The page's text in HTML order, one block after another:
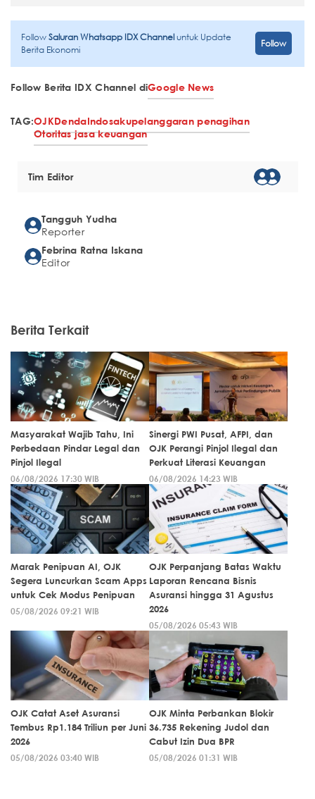
FollowSaluran Whatsapp IDX Channeluntuk Update
Berita Ekonomi
Follow
Follow Berita IDX Channel diGoogle News
TAG:OJKDendaIndosakupelanggaran penagihan
Otoritas jasa keuangan
Tim Editor
Tangguh Yudha
Reporter
Febrina Ratna Iskana
Editor
Berita Terkait
Masyarakat Wajib Tahu, Ini
Perbedaan Pindar Legal dan
Pinjol Ilegal
06/08/2026 17:30 WIB
Sinergi PWI Pusat, AFPI, dan
OJK Perangi Pinjol Ilegal dan
Perkuat Literasi Keuangan
06/08/2026 14:23 WIB
Marak Penipuan AI, OJK
Segera Luncurkan Scam Apps
untuk Cek Modus Penipuan
05/08/2026 09:21 WIB
OJK Perpanjang Batas Waktu
Laporan Rencana Bisnis
Asuransi hingga 31 Agustus
2026
05/08/2026 05:43 WIB
OJK Catat Aset Asuransi
Tembus Rp1.184 Triliun per Juni
2026
05/08/2026 03:40 WIB
OJK Minta Perbankan Blokir
36.735 Rekening Judol dan
Cabut Izin Dua BPR
05/08/2026 01:31 WIB